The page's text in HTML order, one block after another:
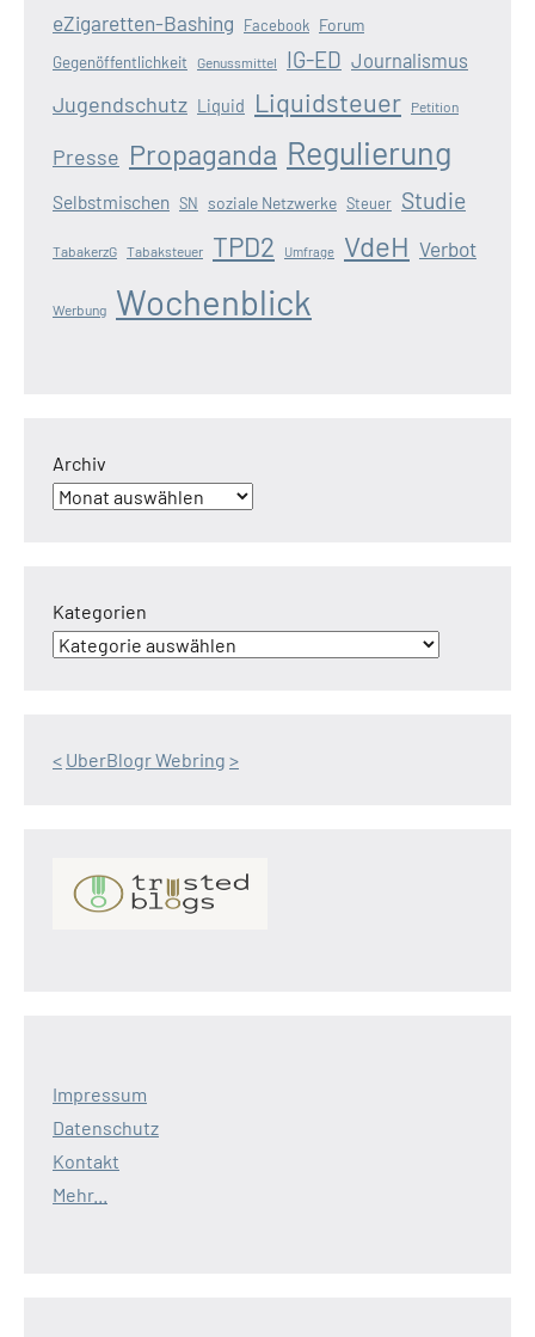
eZigaretten-Bashing Facebook Forum
Gegenöffentlichkeit Genussmittel IG-ED Journalismus
Jugendschutz Liquid Liquidsteuer Petition
Presse Propaganda Regulierung
Selbstmischen SN soziale Netzwerke Steuer Studie
TabakerzG Tabaksteuer TPD2 Umfrage VdeH Verbot
Werbung Wochenblick
Archiv
Kategorien
< UberBlogr Webring >
Impressum
Datenschutz
Kontakt
Mehr...